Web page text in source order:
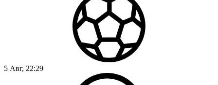
5 Авг, 22:29